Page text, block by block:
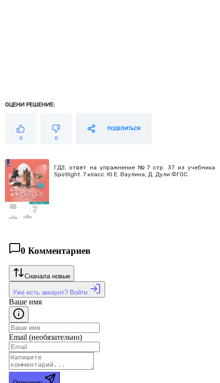
ОЦЕНИ РЕШЕНИЕ:
0 0
ПОДЕЛИТЬСЯ
ГДЗ, ответ на упражнение №7 cтр. 37 из учебника
Spotlight. 7 класс. Ю.Е. Ваулина, Д. Дули ФГОС